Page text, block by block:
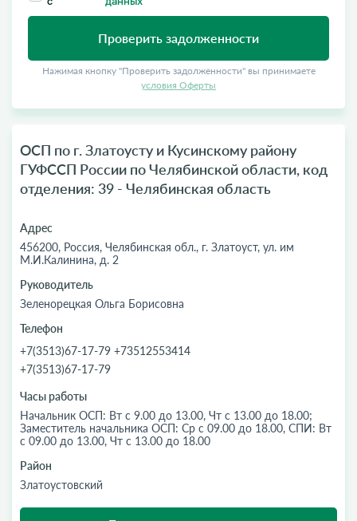
Проверить задолженности
Нажимая кнопку "Проверить задолженности" вы принимаете
условия Оферты
ОСП по г. Златоусту и Кусинскому району
ГУФССП России по Челябинской области, код
отделения: 39 - Челябинская область
Адрес
456200, Россия, Челябинская обл., г. Златоуст, ул. им
М.И.Калинина, д. 2
Руководитель
Зеленорецкая Ольга Борисовна
Телефон
+7(3513)67-17-79 +73512553414
+7(3513)67-17-79
Часы работы
Начальник ОСП: Вт с 9.00 до 13.00, Чт с 13.00 до 18.00;
Заместитель начальника ОСП: Ср с 09.00 до 18.00, СПИ: Вт
с 09.00 до 13.00, Чт с 13.00 до 18.00
Район
Златоустовский